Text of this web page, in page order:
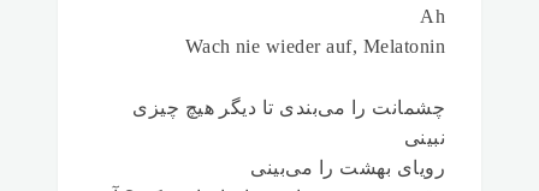
Ah
Wach nie wieder auf, Melatonin
چشمانت را می‌بندی تا دیگر هیچ چیزی
نبینی
رویای بهشت را می‌بینی